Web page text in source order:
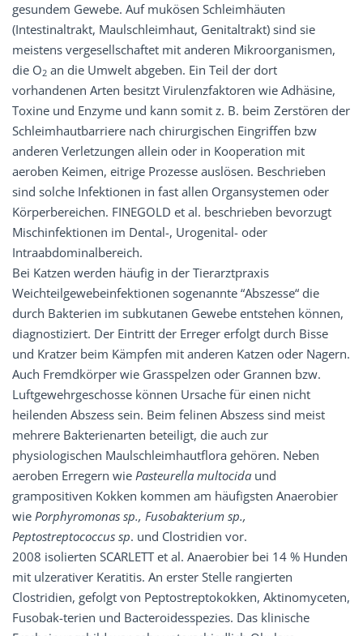
gesundem Gewebe. Auf mukösen Schleimhäuten
(Intestinaltrakt, Maulschleimhaut, Genitaltrakt) sind sie
meistens vergesellschaftet mit anderen Mikroorganismen,
die O2 an die Umwelt abgeben. Ein Teil der dort
vorhandenen Arten besitzt Virulenzfaktoren wie Adhäsine,
Toxine und Enzyme und kann somit z. B. beim Zerstören der
Schleimhautbarriere nach chirurgischen Eingriffen bzw
anderen Verletzungen allein oder in Kooperation mit
aeroben Keimen, eitrige Prozesse auslösen. Beschrieben
sind solche Infektionen in fast allen Organsystemen oder
Körperbereichen. FINEGOLD et al. beschrieben bevorzugt
Mischinfektionen im Dental-, Urogenital- oder
Intraabdominalbereich.
Bei Katzen werden häufig in der Tierarztpraxis
Weichteilgewebeinfektionen sogenannte “Abszesse“ die
durch Bakterien im subkutanen Gewebe entstehen können,
diagnostiziert. Der Eintritt der Erreger erfolgt durch Bisse
und Kratzer beim Kämpfen mit anderen Katzen oder Nagern.
Auch Fremdkörper wie Grasspelzen oder Grannen bzw.
Luftgewehrgeschosse können Ursache für einen nicht
heilenden Abszess sein. Beim felinen Abszess sind meist
mehrere Bakterienarten beteiligt, die auch zur
physiologischen Maulschleimhautflora gehören. Neben
aeroben Erregern wie Pasteurella multocida und
grampositiven Kokken kommen am häufigsten Anaerobier
wie Porphyromonas sp., Fusobakterium sp.,
Peptostreptococcus sp. und Clostridien vor.
2008 isolierten SCARLETT et al. Anaerobier bei 14 % Hunden
mit ulzerativer Keratitis. An erster Stelle rangierten
Clostridien, gefolgt von Peptostreptokokken, Aktinomyceten,
Fusobak-terien und Bacteroidesspezies. Das klinische